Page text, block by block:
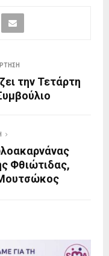
την Τετάρτη
Φθιώτιδας,